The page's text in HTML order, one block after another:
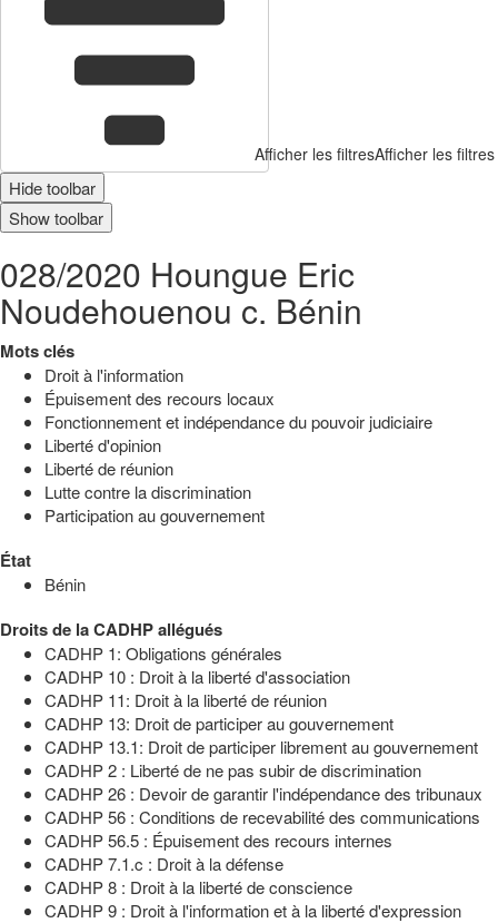
Afficher les filtresAfficher les filtres
Hide toolbar
Show toolbar
028/2020 Houngue Eric
Noudehouenou c. Bénin
Mots clés
Droit à l'information
Épuisement des recours locaux
Fonctionnement et indépendance du pouvoir judiciaire
Liberté d'opinion
Liberté de réunion
Lutte contre la discrimination
Participation au gouvernement
État
Bénin
Droits de la CADHP allégués
CADHP 1: Obligations générales
CADHP 10 : Droit à la liberté d'association
CADHP 11: Droit à la liberté de réunion
CADHP 13: Droit de participer au gouvernement
CADHP 13.1: Droit de participer librement au gouvernement
CADHP 2 : Liberté de ne pas subir de discrimination
CADHP 26 : Devoir de garantir l'indépendance des tribunaux
CADHP 56 : Conditions de recevabilité des communications
CADHP 56.5 : Épuisement des recours internes
CADHP 7.1.c : Droit à la défense
CADHP 8 : Droit à la liberté de conscience
CADHP 9 : Droit à l'information et à la liberté d'expression